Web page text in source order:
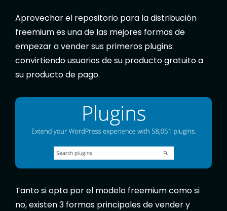
Aprovechar el repositorio para la distribución
freemium es una de las mejores formas de
empezar a vender sus primeros plugins:
convirtiendo usuarios de su producto gratuito a
su producto de pago.
Tanto si opta por el modelo freemium como si
no, existen 3 formas principales de vender y